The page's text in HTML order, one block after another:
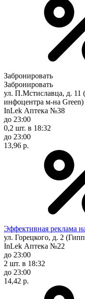
Забронировать
Забронировать
ул. П.Мстиславца, д. 11
инфоцентра м-на Green)
InLek Аптека №38
до 23:00
0,2 шт. в 18:32
до 23:00
13,96 р.
Эффективная реклама
ул. Горецкого, д. 2
InLek Аптека №22
до 23:00
2 шт. в 18:32
до 23:00
14,42 р.